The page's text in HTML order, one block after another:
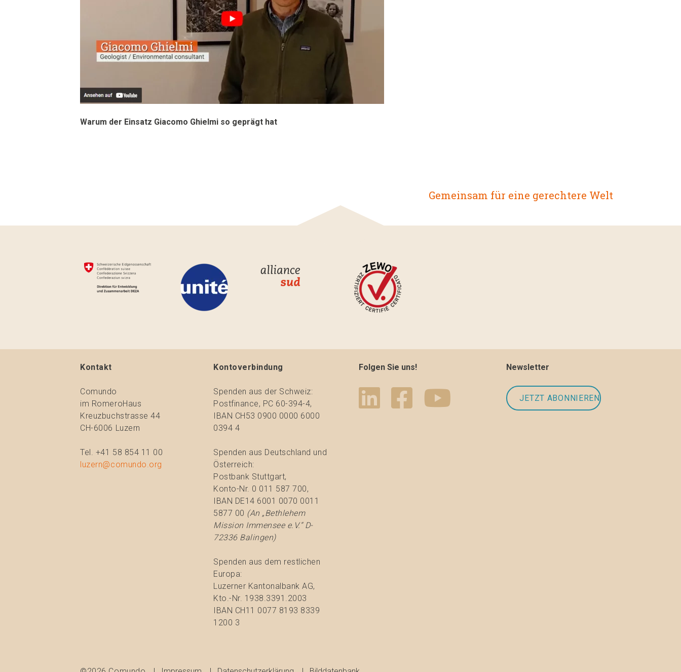
Warum der Einsatz Giacomo Ghielmi so geprägt hat
Gemeinsam für eine gerechtere Welt
Kontakt
Comundo
im RomeroHaus
Kreuzbuchstrasse 44
CH-6006 Luzern
Tel. +41 58 854 11 00
luzern@comundo.org
Kontoverbindung
Spenden aus der Schweiz:
Postfinance, PC 60-394-4,
IBAN CH53 0900 0000 6000
0394 4
Spenden aus Deutschland und
Österreich:
Postbank Stuttgart,
Konto-Nr. 0 011 587 700,
IBAN DE14 6001 0070 0011
5877 00 (An „Bethlehem
Mission Immensee e.V.“ D-
72336 Balingen)
Spenden aus dem restlichen
Europa:
Luzerner Kantonalbank AG,
Kto.-Nr. 1938.3391.2003
IBAN CH11 0077 8193 8339
1200 3
Folgen Sie uns! Newsletter